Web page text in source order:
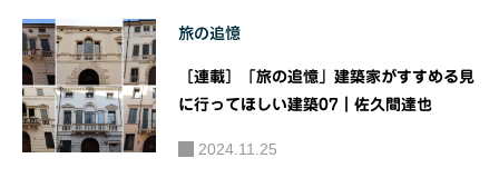
旅の追憶
［連載］「旅の追憶」建築家がすすめる見
に行ってほしい建築07｜佐久間達也
2024.11.25